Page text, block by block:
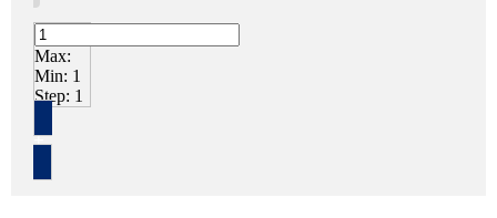
Max:
Min: 1
Step: 1
+